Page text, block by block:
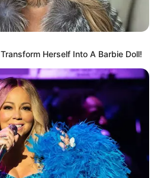
Herself Into A Barbie Doll!